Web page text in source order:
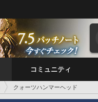
コミュニティ
クォーツハンマーヘッド